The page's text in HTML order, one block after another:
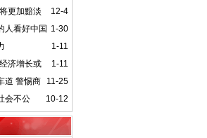
12-4
更加黯淡
1-30
人看好中国
1-11
1-11
济增长或
11-25
道 警惕商
10-12
会不公